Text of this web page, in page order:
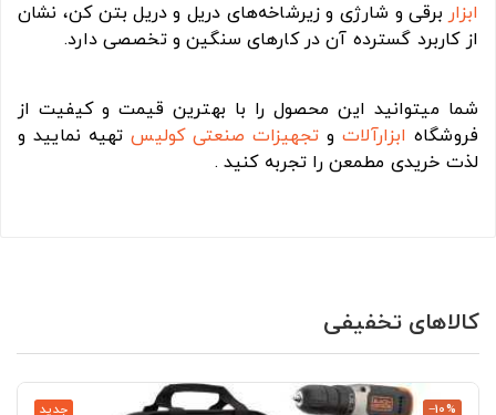
ابزار برقی و شارژی و زیرشاخه‌های دریل و دریل بتن کن، نشان
از کاربرد گسترده آن در کارهای سنگین و تخصصی دارد.
شما میتوانید این محصول را با بهترین قیمت و کیفیت از
فروشگاه ابزارآلات وتجهیزات صنعتی کولیستهیه نمایید و
لذت خریدی مطمعن را تجربه کنید .
کالاهای تخفیفی
جدید ‎−10%